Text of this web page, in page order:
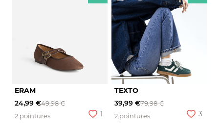
ERAM
24,99 €49,98 €
2 pointures
1
TEXTO
39,99 €79,98 €
2 pointures
3